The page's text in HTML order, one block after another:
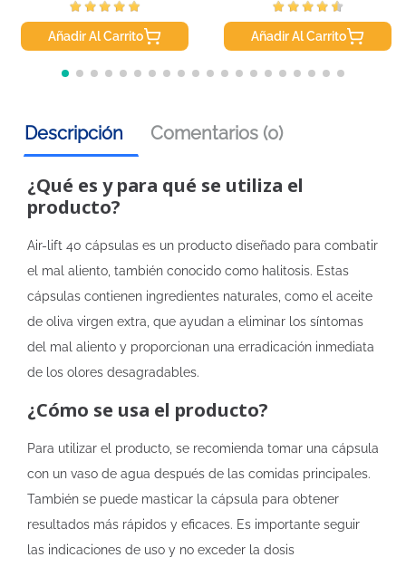
Añadir Al Carrito Añadir Al Carrito
Descripción Comentarios (0)
¿Qué es y para qué se utiliza el
producto?
Air-lift 40 cápsulas es un producto diseñado para combatir
el mal aliento, también conocido como halitosis. Estas
cápsulas contienen ingredientes naturales, como el aceite
de oliva virgen extra, que ayudan a eliminar los síntomas
del mal aliento y proporcionan una erradicación inmediata
de los olores desagradables.
¿Cómo se usa el producto?
Para utilizar el producto, se recomienda tomar una cápsula
con un vaso de agua después de las comidas principales.
También se puede masticar la cápsula para obtener
resultados más rápidos y eficaces. Es importante seguir
las indicaciones de uso y no exceder la dosis